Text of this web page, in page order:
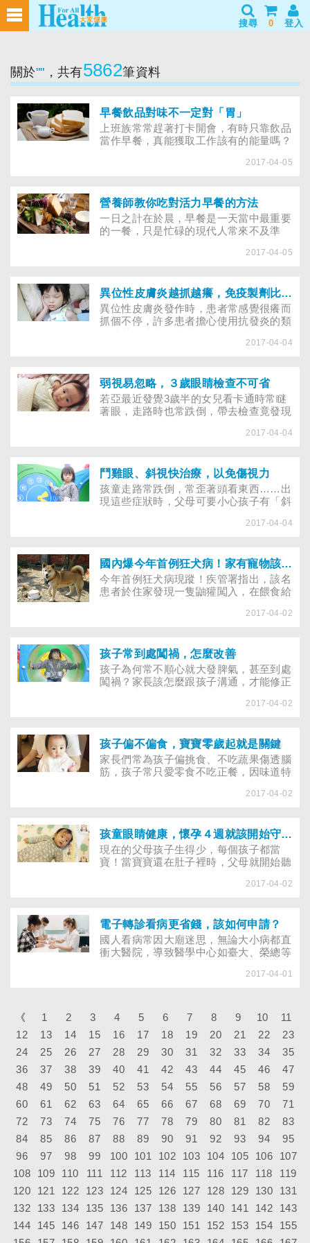
搜尋 0 登入
關於"" ，共有5862筆資料
早餐飲品對味不一定對「胃」
上班族常常趕著打卡開會，有時只靠飲品
當作早餐，真能獲取工作該有的能量嗎？
2017-04-05
營養師教你吃對活力早餐的方法
一日之計在於晨，早餐是一天當中最重要
的一餐，只是忙碌的現代人常來不及準
2017-04-05
異位性皮膚炎越抓越癢，免疫製劑比較止癢嗎？
異位性皮膚炎發作時，患者常感覺很癢而
抓個不停，許多患者擔心使用抗發炎的類
疫製劑，但醫師提醒，長期使用免疫製
開過敏原、刺激物，平時注意保濕及紓解
壓力，對於癢處局部止癢，必要時輔以抗
發炎的外用或口服類固醇治療，大都可獲
得控制。而中重度異位性皮膚炎患者可以
使用「類固醇藥物」、「免疫製劑」及
2017-04-04
弱視易忽略，３歲眼睛檢查不可省
若亞最近發覺3歲半的女兒看卡通時常瞇
著眼，走路時也常跌倒，帶去檢查竟發現
來，弱視要怎麼改善？7歲的浩平長大後
「我長大後也要那樣！」但上小學後，學
校視力檢查卻發現他有弱視的問題，右眼
裸視視力只有0.5，醫生說，太晚發現，
估計治療後視力最多只能改善到0.6，這
2017-04-04
鬥雞眼、斜視快治療，以免傷視力
孩童走路常跌倒，常歪著頭看東西……出
現這些症狀時，父母可要小心孩子有「斜
因子，為了避免幼兒形成難治，甚至無法
視覺。亞東紀念醫院眼科部小兒眼科主任
劉耀臨建議家長、保姆、幼兒園老師需耐
心觀察，只要發現幼兒有眼神異常、常歪
頭看東西、遇到強光常瞇起一眼的習慣、
走路常跌跤等現象，而且持續發生，就應
應進行斜弱視及視力篩檢，並發通知到家
裡，家長應留意篩檢報告，若篩檢異常就
應依照指示至眼科做進一步檢查。
2017-04-04
國內爆今年首例狂犬病！家有寵物該如何自保？
今年首例狂犬病現蹤！疾管署指出，該名
患者於住家發現一隻鼬獾闖入，在餵食給
狂犬病的疑慮，幸好隔天立即就醫接種人
確認為狂犬病陽性。獸醫師楊靜宇表示，
鼬獾生活在海拔400～1000公尺的山區，
居住在此的居民或遊客，都應該要小心防
範，避免被鼬獾攻擊。
2017-04-02
孩子常到處闖禍，怎麼改善
孩子為何常不順心就大發脾氣，甚至到處
闖禍？家長該怎麼跟孩子溝通，才能修正
方式來引起父母注意，常語不驚人死不
些孩子採取激烈手段的原因，是之前孩子
溫和表達時，父母沒有接收到他們的想
法，於是孩子形成一種「除非情況嚴重，
否則父母聽不到我的訴求」的認知。
2017-04-02
孩子偏不偏食，寶寶零歲起就是關鍵
家長們常為孩子偏挑食、不吃蔬果傷透腦
筋，孩子常只愛零食不吃正餐，因味道特
當天敵，卻照單全收高油糖鹽的糕餅、炸
花一、兩個小時都吃不完。其實口味喜好
並非天生，培養良好的飲食口味愈早愈
好，孩子未來愈不會偏挑食，多項研究發
現，從寶寶零歲起就是關鍵期！
2017-04-02
孩童眼睛健康，懷孕４週就該開始守護！
現在的父母孩子生得少，每個孩子都當
寶！當寶寶還在肚子裡時，父母就開始聽
養及未來做準備。但你知道寶寶在肚子裡
好視力？現代父母非常注重小孩的各項發
展，總是擔心他們輸在起跑點上，但影響
孩子一生的視力發展，卻往往被忽略。為
了提醒大家視力保健的重要性，《大家健
康》雜誌特別邀請臺北市立萬芳醫院眼科
不同齡層的孩子應該注意的護眼重點。
2017-04-02
電子轉診看病更省錢，該如何申請？
國人看病常因大廟迷思，無論大小病都直
衝大醫院，導致醫學中心如臺大、榮總等
臨關閉危機，分級醫療難以真正落實。為
統，讓民眾轉診時可以有更好的服務，只
2017-04-01
《 1 2 3 4 5 6 7 8 9 10
11
12
13 14 15 16 17 18 19 20 21 22
23
24
25 26 27 28 29 30 31 32 33 34
35
36
37 38 39 40 41 42 43 44 45 46
47
48
49 50 51 52 53 54 55 56 57 58
59
60
61 62 63 64 65 66 67 68 69 70
71
72
73 74 75 76 77 78 79 80 81 82
83
84
85 86 87 88 89 90 91 92 93 94
95
96
97 98 99 100 101 102 103 104 105 106
107
108
109 110 111 112 113 114 115 116 117 118
119
120
121 122 123 124 125 126 127 128 129 130
131
132
133 134 135 136 137 138 139 140 141 142
143
144
145 146 147 148 149 150 151 152 153 154
155